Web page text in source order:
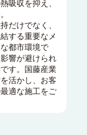
吸収を抑え、
だけでなく、
する重要なメ
都市環境で
響が避けられ
す。国藤産業
活かし、お客
適な施工をご